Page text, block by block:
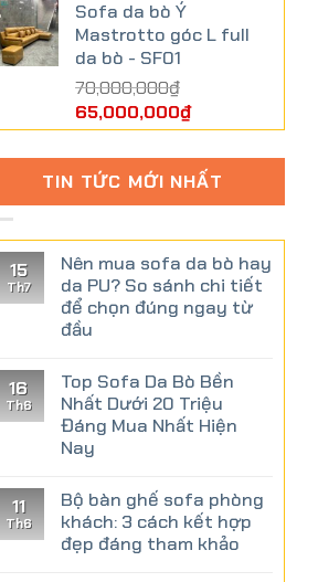
Sofa da bò Ý
Mastrotto góc L full
da bò - SF01
70,000,000₫
65,000,000₫
TIN TỨC MỚI NHẤT
15
Th7
Nên mua sofa da bò hay
da PU? So sánh chi tiết
để chọn đúng ngay từ
đầu
16
Th6
Top Sofa Da Bò Bền
Nhất Dưới 20 Triệu
Đáng Mua Nhất Hiện
Nay
11
Th6
Bộ bàn ghế sofa phòng
khách: 3 cách kết hợp
đẹp đáng tham khảo
BÀN TRÀ SOFA
Bàn trà sofa 13
2,500,000 ₫
-6%
cường